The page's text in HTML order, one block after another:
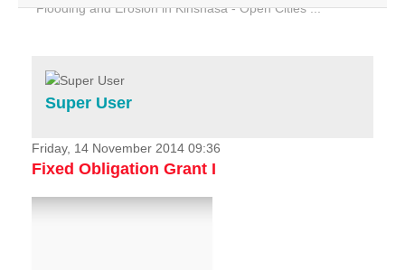
Flooding and Erosion in Kinshasa - Open Cities ...
Home
Services
Projects
News & Stories
Super User
Friday, 14 November 2014 09:36
Fixed Obligation Grant I